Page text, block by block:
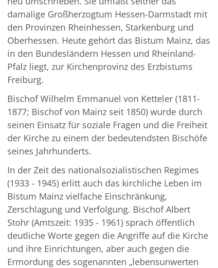
damalige Großherzogtum Hessen-Darmstadt mit
den Provinzen Rheinhessen, Starkenburg und
Oberhessen. Heute gehört das Bistum Mainz, das
in den Bundesländern Hessen und Rheinland-
Pfalz liegt, zur Kirchenprovinz des Erzbistums
Freiburg.
Bischof Wilhelm Emmanuel von Ketteler (1811-
1877; Bischof von Mainz seit 1850) wurde durch
seinen Einsatz für soziale Fragen und die Freiheit
der Kirche zu einem der bedeutendsten Bischöfe
seines Jahrhunderts.
In der Zeit des nationalsozialistischen Regimes
(1933 - 1945) erlitt auch das kirchliche Leben im
Bistum Mainz vielfache Einschränkung,
Zerschlagung und Verfolgung. Bischof Albert
Stohr (Amtszeit: 1935 - 1961) sprach öffentlich
deutliche Worte gegen die Angriffe auf die Kirche
und ihre Einrichtungen, aber auch gegen die
Ermordung des sogenannten „lebensunwerten